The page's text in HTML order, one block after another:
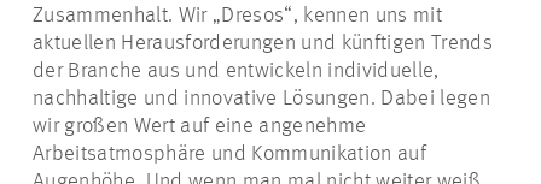
Zusammenhalt. Wir „Dresos“, kennen uns mit
aktuellen Herausforderungen und künftigen Trends
der Branche aus und entwickeln individuelle,
nachhaltige und innovative Lösungen. Dabei legen
wir großen Wert auf eine angenehme
Arbeitsatmosphäre und Kommunikation auf